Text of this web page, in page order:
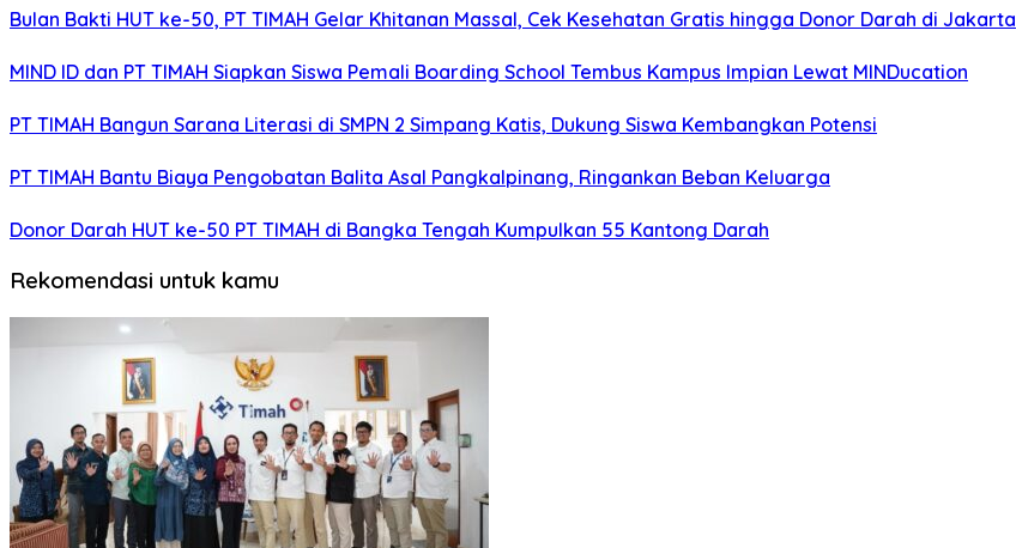
Bulan Bakti HUT ke-50, PT TIMAH Gelar Khitanan Massal, Cek Kesehatan Gratis hingga Donor Darah di Jakarta
MIND ID dan PT TIMAH Siapkan Siswa Pemali Boarding School Tembus Kampus Impian Lewat MINDucation
PT TIMAH Bangun Sarana Literasi di SMPN 2 Simpang Katis, Dukung Siswa Kembangkan Potensi
PT TIMAH Bantu Biaya Pengobatan Balita Asal Pangkalpinang, Ringankan Beban Keluarga
Donor Darah HUT ke-50 PT TIMAH di Bangka Tengah Kumpulkan 55 Kantong Darah
Rekomendasi untuk kamu